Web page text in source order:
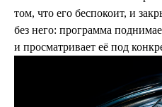
том, что его беспокоит, и
без него: программа
и просматривает её под